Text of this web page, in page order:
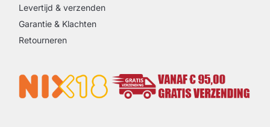
Levertijd & verzenden
Garantie & Klachten
Retourneren